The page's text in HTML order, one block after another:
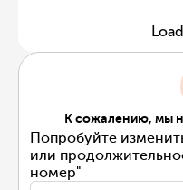
К сожалению, мы
Попробуйте
или
номер"